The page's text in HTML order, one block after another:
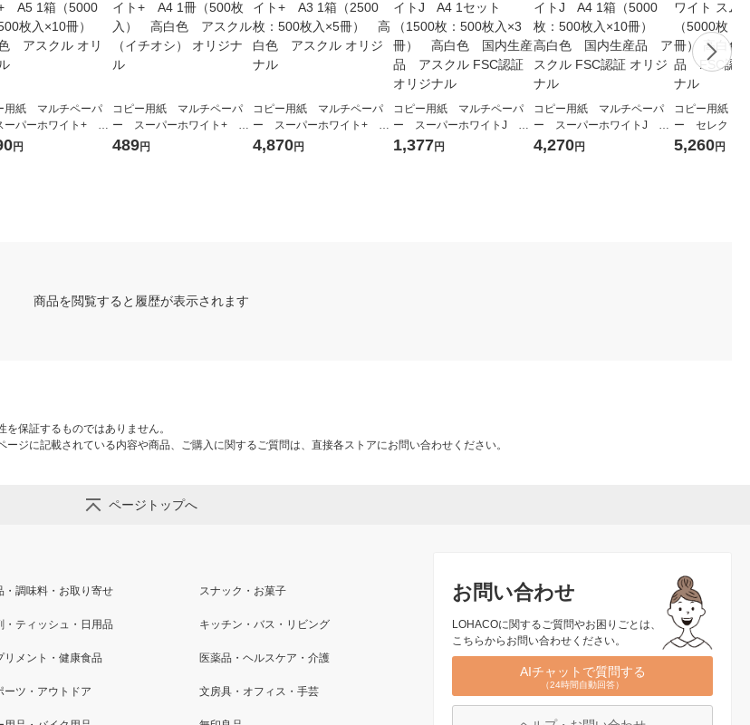
用紙 マルチペーパ
パーホワイト+ A5
枚：500枚入×10
円
コピー用紙 マルチペーパ
ー スーパーホワイト+ A4
1冊（500枚入） 高白色
489円
コピー用紙 マルチペーパ
ー スーパーホワイト+ A3
1箱（2500枚：500枚入×5
4,870円
コピー用紙 マルチペーパ
ー スーパーホワイトJ A4
1セット（1500枚：500枚入
1,377円
コピー用紙 マルチペーパ
ー スーパーホワイトJ A4
1箱（5000枚：500枚入×10
4,270円
コピー用紙 マ
ー セレクト
ース A4 1箱（
5,260円
商品を閲覧すると履歴が表示されます
保証するものではありません。
ジに記載されている内容や商品、ご購入に関するご質問は、直接各ストアにお問い合わせください。
ページトップへ
お問い合わせ
LOHACOに関するご質問やお困りごとは、
こちらからお問い合わせください。
AIチャットで質問する
（24時間自動回答）
・調味料・お取り寄せ スナック・お菓子
・ティッシュ・日用品 キッチン・バス・リビング
リメント・健康食品 医薬品・ヘルスケア・介護
ーツ・アウトドア 文房具・オフィス・手芸